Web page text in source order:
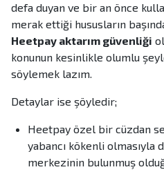
defa duyan ve bir an önce
merak ettiği hususların
Heetpay aktarım güvenliği
konunun kesinlikle olumlu
söylemek lazım.
Detaylar ise şöyledir;
Heetpay özel bir cüzdan
yabancı kökenli olmasıyla
merkezinin bulunmuş